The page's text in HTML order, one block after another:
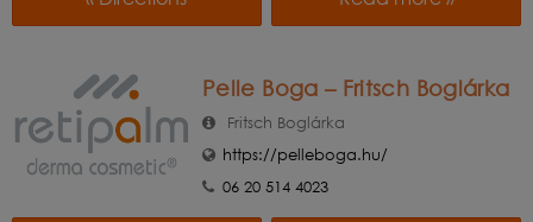
Pelle Boga – Fritsch Boglárka
Fritsch Boglárka
https://pelleboga.hu/
06 20 514 4023